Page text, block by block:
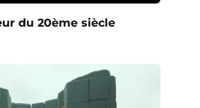
du 20ème siècle